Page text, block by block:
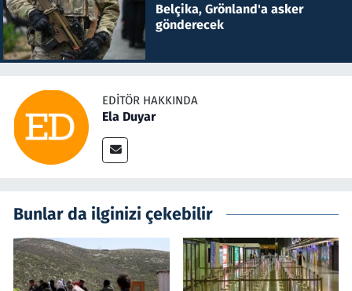
Belçika, Grönland'a asker
gönderecek
EDITÖR HAKKINDA
Ela Duyar
Bunlar da ilginizi çekebilir